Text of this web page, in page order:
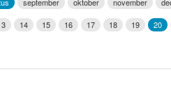
14 15 16 17 18 19 20